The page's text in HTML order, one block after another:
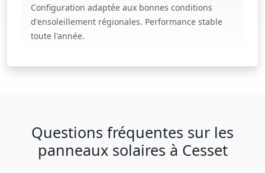
Configuration adaptée aux bonnes conditions
d'ensoleillement régionales. Performance stable
toute l'année.
Questions fréquentes sur les
panneaux solaires à Cesset